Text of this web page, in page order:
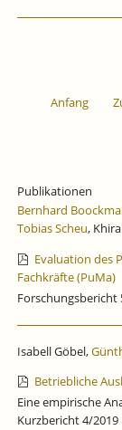
Anfang
Publikationen
Bernhard
Tobias Scheu,
Evaluation des
Fachkräfte (PuMa)
Forschungsbericht
Isabell Göbel,
Betriebliche
Eine empirische
Kurzbericht 4/2019